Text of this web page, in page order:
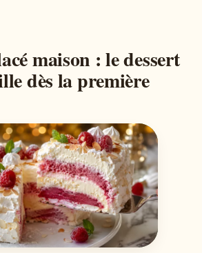
maison : le dessert
dès la première